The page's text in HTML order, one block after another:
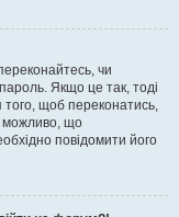
чи
Якщо це так, тоді
того, щоб переконатись,
можливо, що
повідомити його